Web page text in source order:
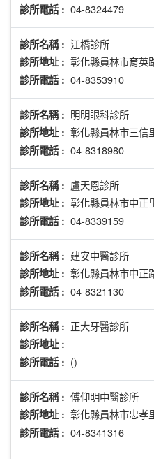
診所電話 : 04-8324479
診所名稱 : 江橋診所
診所地址 : 彰化縣員林市育英
診所電話 : 04-8353910
診所名稱 : 明明眼科診所
診所地址 : 彰化縣員林市三信
診所電話 : 04-8318980
診所名稱 : 盧天恩診所
診所地址 : 彰化縣員林市中正
診所電話 : 04-8339159
診所名稱 : 建安中醫診所
診所地址 : 彰化縣員林市中正
診所電話 : 04-8321130
診所名稱 : 正大牙醫診所
診所地址 :
診所電話 : ()
診所名稱 : 傅仰明中醫診所
診所地址 : 彰化縣員林市忠孝
診所電話 : 04-8341316